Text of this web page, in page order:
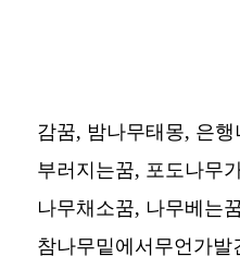
감꿈, 밤나무태몽, 은
부러지는꿈, 포도나무
나무채소꿈, 나무베는
참나무밑에서무언가